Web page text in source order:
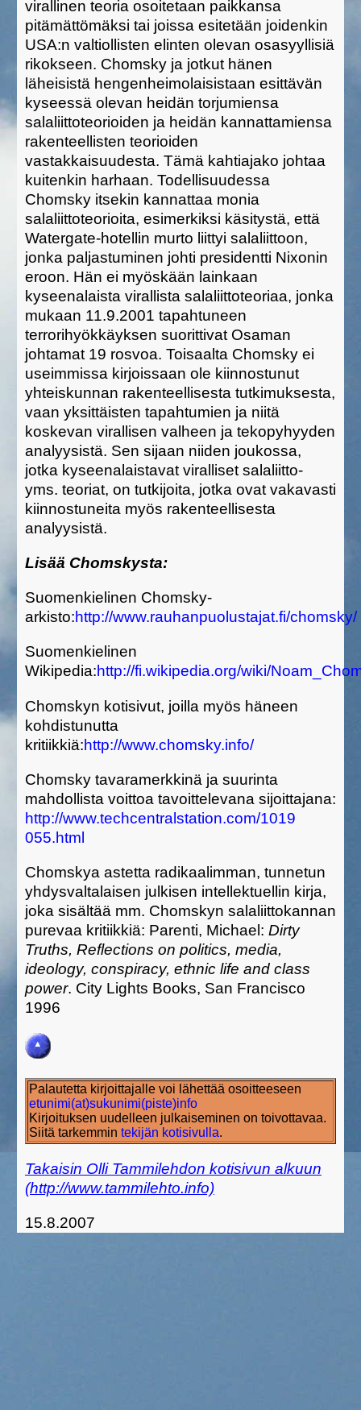
virallinen teoria osoitetaan paikkansa
pitämättömäksi tai joissa esitetään joidenkin
USA:n valtiollisten elinten olevan osasyyllisiä
rikokseen. Chomsky ja jotkut hänen
läheisistä hengenheimolaisistaan esittävän
kyseessä olevan heidän torjumiensa
salaliittoteorioiden ja heidän kannattamiensa
rakenteellisten teorioiden
vastakkaisuudesta. Tämä kahtiajako johtaa
kuitenkin harhaan. Todellisuudessa
Chomsky itsekin kannattaa monia
salaliittoteorioita, esimerkiksi käsitystä, että
Watergate-hotellin murto liittyi salaliittoon,
jonka paljastuminen johti presidentti Nixonin
eroon. Hän ei myöskään lainkaan
kyseenalaista virallista salaliittoteoriaa, jonka
mukaan 11.9.2001 tapahtuneen
terrorihyökkäyksen suorittivat Osaman
johtamat 19 rosvoa. Toisaalta Chomsky ei
useimmissa kirjoissaan ole kiinnostunut
yhteiskunnan rakenteellisesta tutkimuksesta,
vaan yksittäisten tapahtumien ja niitä
koskevan virallisen valheen ja tekopyhyyden
analyysistä. Sen sijaan niiden joukossa,
jotka kyseenalaistavat viralliset salaliitto-
yms. teoriat, on tutkijoita, jotka ovat vakavasti
kiinnostuneita myös rakenteellisesta
analyysistä.
Lisää Chomskysta:
Suomenkielinen Chomsky-
arkisto:http://www.rauhanpuolustajat.fi/chomsky/
Suomenkielinen
Wikipedia:http://fi.wikipedia.org/wiki/
Chomskyn kotisivut, joilla myös häneen
kohdistunutta
kritiikkiä:http://www.chomsky.info/
Chomsky tavaramerkkinä ja suurinta
mahdollista voittoa tavoittelevana sijoittajana:
http://www.techcentralstation.com/1019
055.html
Chomskya astetta radikaalimman, tunnetun
yhdysvaltalaisen julkisen intellektuellin kirja,
joka sisältää mm. Chomskyn salaliittokannan
purevaa kritiikkiä: Parenti, Michael: Dirty
Truths, Reflections on politics, media,
ideology, conspiracy, ethnic life and class
power. City Lights Books, San Francisco
1996
Palautetta kirjoittajalle voi lähettää osoitteeseen
etunimi(at)sukunimi(piste)info
Kirjoituksen uudelleen julkaiseminen on toivottavaa.
Siitä tarkemmin tekijän kotisivulla.
Takaisin Olli Tammilehdon kotisivun alkuun
(http://www.tammilehto.info)
15.8.2007